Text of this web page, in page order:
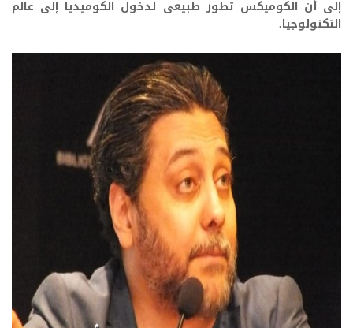
إلى أن الكوميكس تطور طبيعى لدخول الكوميديا إلى عالم
التكنولوجيا.